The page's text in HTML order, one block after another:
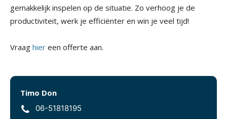
gemakkelijk inspelen op de situatie. Zo verhoog je de
productiviteit, werk je efficiënter en win je veel tijd!
Vraag hier een offerte aan.
Timo Don
06-51818195